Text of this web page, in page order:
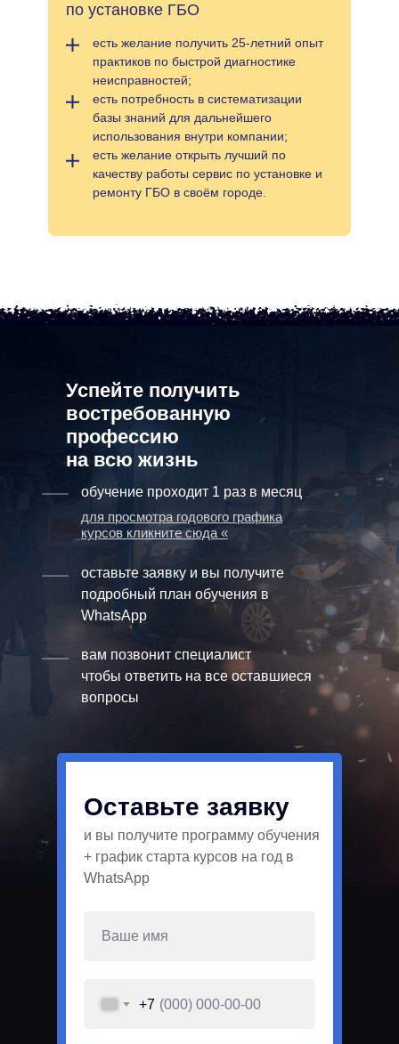
по установке ГБО
есть желание получить 25-летний опыт
практиков по быстрой диагностике
неисправностей;
есть потребность в систематизации
базы знаний для дальнейшего
использования внутри компании;
есть желание открыть лучший по
качеству работы сервис по установке и
ремонту ГБО в своём городе.
обучение проходит 1 раз в месяц
оставьте заявку и вы получите
подробный план обучения в
WhatsApp
Оставьте заявку
и вы получите программу обучения
+ график старта курсов на год в
WhatsApp
вам позвонит специалист
чтобы ответить на все оставшиеся
вопросы
Успейте получить
востребованную
профессию
на всю жизнь
+7
для просмотра годового графика
курсов кликните сюда «